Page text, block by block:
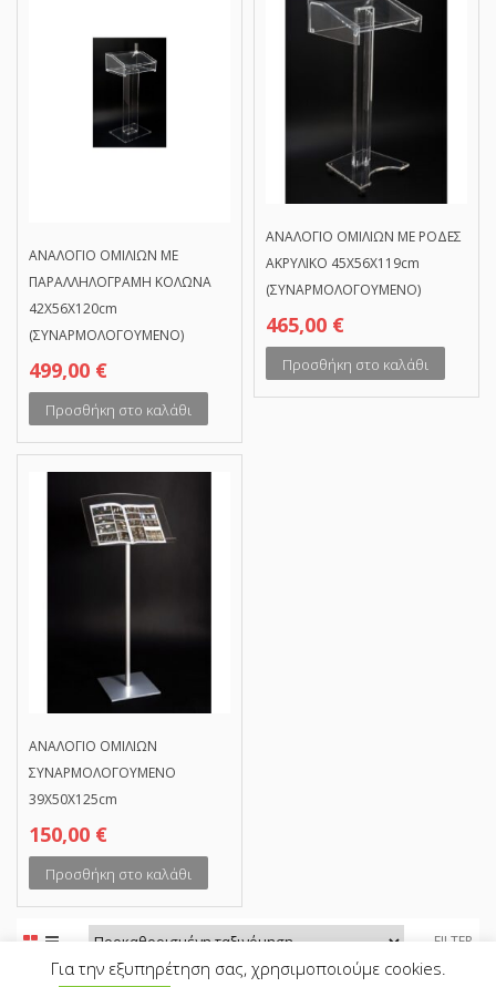
ΑΝΑΛΟΓΙΟ ΟΜΙΛΙΩΝ ΜΕ
ΠΑΡΑΛΛΗΛΟΓΡΑΜΗ ΚΟΛΩΝΑ
42Χ56Χ120cm
(ΣΥΝΑΡΜΟΛΟΓΟΥΜΕΝΟ)
499,00 €
Προσθήκη στο καλάθι
ΑΝΑΛΟΓΙΟ ΟΜΙΛΙΩΝ ΜΕ ΡΟΔΕΣ
ΑΚΡΥΛΙΚΟ 45Χ56Χ119cm
(ΣΥΝΑΡΜΟΛΟΓΟΥΜΕΝΟ)
465,00 €
Προσθήκη στο καλάθι
ΑΝΑΛΟΓΙΟ ΟΜΙΛΙΩΝ
ΣΥΝΑΡΜΟΛΟΓΟΥΜΕΝΟ
39Χ50Χ125cm
150,00 €
Προσθήκη στο καλάθι
FILTER
Για την εξυπηρέτηση σας, χρησιμοποιούμε cookies.